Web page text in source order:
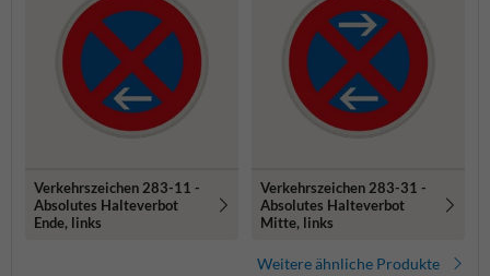
Verkehrszeichen 283-11 -
Absolutes Halteverbot
Ende, links
Verkehrszeichen 283-31 -
Absolutes Halteverbot
Mitte, links
Weitere ähnliche Produkte